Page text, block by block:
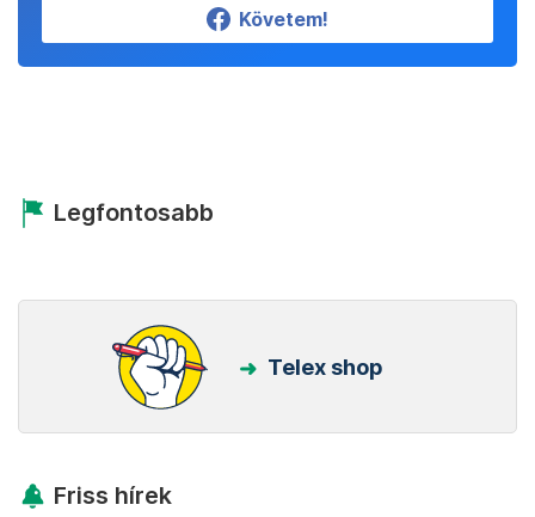
Követem!
Legfontosabb
Telex shop
Friss hírek